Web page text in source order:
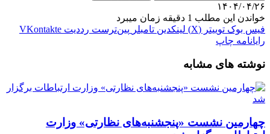
۱۴۰۴/۰۴/۲۶
خواندن این مطلب 1 دقیقه زمان میبرد
فیس بوک توییتر (X) لینکدین ‫تامبلر ‫پین‌ترست ‫رددیت ‫VKontakte
رایانامه چاپ
نوشته های مشابه
چهارمین نشست «پنجشنبه‌های نظارتی» وزارت